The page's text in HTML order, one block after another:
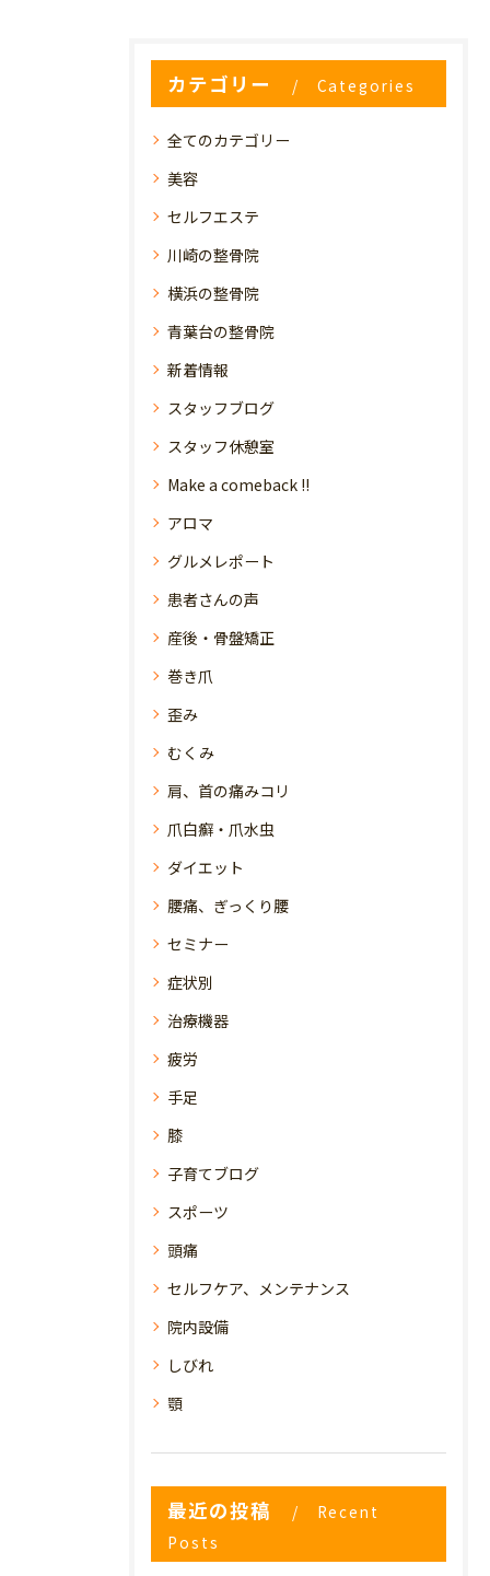
カテゴリー Categories
全てのカテゴリー
美容
セルフエステ
川崎の整骨院
横浜の整骨院
青葉台の整骨院
新着情報
スタッフブログ
スタッフ休憩室
Make a comeback !!
アロマ
グルメレポート
患者さんの声
産後・骨盤矯正
巻き爪
歪み
むくみ
肩、首の痛みコリ
爪白癬・爪水虫
ダイエット
腰痛、ぎっくり腰
セミナー
症状別
治療機器
疲労
手足
膝
子育てブログ
スポーツ
頭痛
セルフケア、メンテナンス
院内設備
しびれ
顎
最近の投稿
Recent
Posts